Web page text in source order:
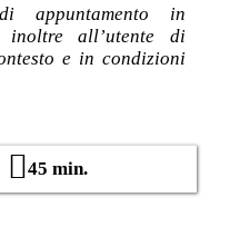
appuntamento in
inoltre all’utente di
e in condizioni
45 min.